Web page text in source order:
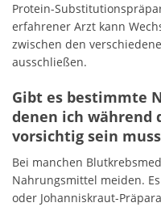
Protein-
erfahrener Arzt kann
zwischen den
ausschließen.
Gibt es bestimmte
denen ich während
vorsichtig sein
Bei manchen
Nahrungsmittel meiden.
oder Johanniskraut-